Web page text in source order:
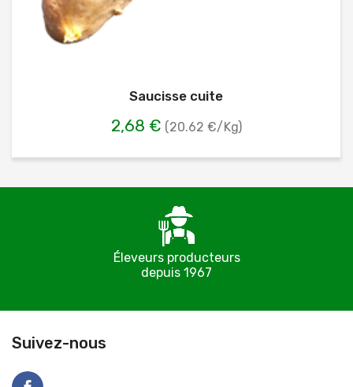
Saucisse cuite
2,68 € (20.62 €/Kg)
Éleveurs producteurs
depuis 1967
Suivez-nous